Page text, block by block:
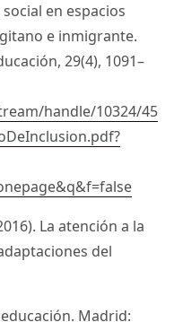
en espacios
e inmigrante.
29(4), 1091–
handle/10324/45
La atención a la
del
Madrid: